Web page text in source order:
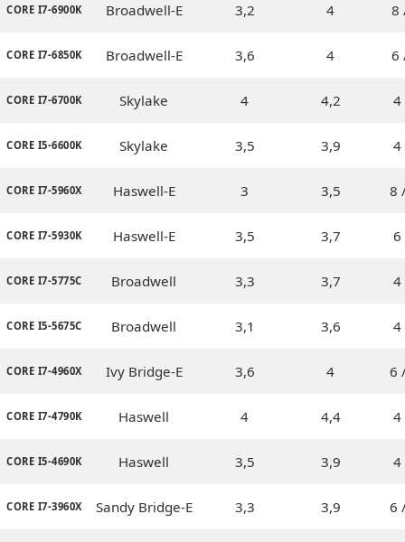
CORE I7-6900K Broadwell-E 3,2 4 8
CORE I7-6850K Broadwell-E 3,6 4 6
CORE I7-6700K Skylake 4 4,2 4
CORE I5-6600K Skylake 3,5 3,9 4
CORE I7-5960X Haswell-E 3 3,5 8
CORE I7-5930K Haswell-E 3,5 3,7 6
CORE I7-5775C Broadwell 3,3 3,7 4
CORE I5-5675C Broadwell 3,1 3,6 4
CORE I7-4960X Ivy Bridge-E 3,6 4 6
CORE I7-4790K Haswell 4 4,4 4
CORE I5-4690K Haswell 3,5 3,9 4
CORE I7-3960X Sandy Bridge-E 3,3 3,9 6